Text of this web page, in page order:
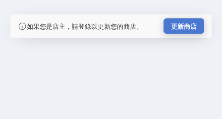
如果您是店主，請登錄以更新您的商店。 更新商店